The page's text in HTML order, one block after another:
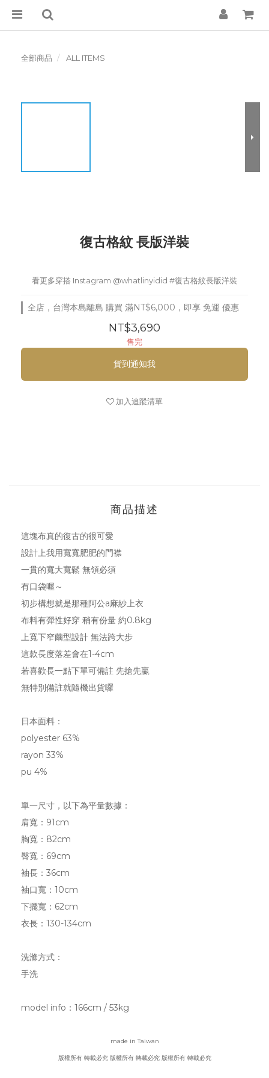
全部商品 ALL ITEMS
復古格紋 長版洋裝
看更多穿搭 Instagram @whatlinyidid #復古格紋長版洋裝
全店，台灣本島離島 購買 滿NT$6,000，即享 免運 優惠
NT$3,690
售完
貨到通知我
加入追蹤清單
商品描述
這塊布真的復古的很可愛
設計上我用寬寬肥肥的門襟
一貫的寬大寬鬆 無領必須
有口袋喔～
初步構想就是那種阿公a麻紗上衣
布料有彈性好穿 稍有份量 約0.8kg
上寬下窄繭型設計 無法跨大步
這款長度落差會在1-4cm
若喜歡長一點下單可備註 先搶先贏
無特別備註就隨機出貨囉
日本面料 ：
polyester 63%
rayon 33%
pu 4%
單一尺寸，以下為平量數據：
肩寬：91cm
胸寬：82cm
臀寬：69cm
袖長：36cm
袖口寬：10cm
下擺寬：62cm
衣長：130-134cm
洗滌方式：
手洗
model info ： 166cm / 53kg
made in Taiwan
版權所有 轉載必究 版權所有 轉載必究 版權所有 轉載必究